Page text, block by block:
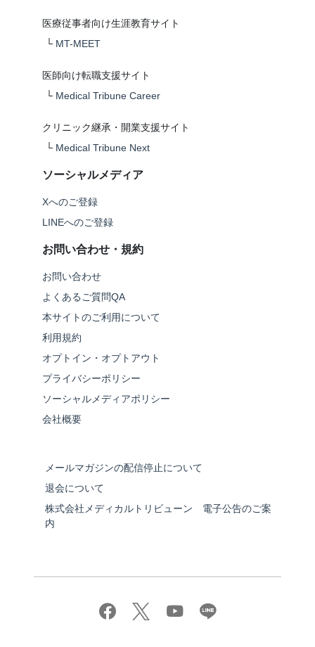
医療従事者向け生涯教育サイト
└ MT-MEET
医師向け転職支援サイト
└ Medical Tribune Career
クリニック継承・開業支援サイト
└ Medical Tribune Next
ソーシャルメディア
Xへのご登録
LINEへのご登録
お問い合わせ・規約
お問い合わせ
よくあるご質問QA
本サイトのご利用について
利用規約
オプトイン・オプトアウト
プライバシーポリシー
ソーシャルメディアポリシー
会社概要
メールマガジンの配信停止について
退会について
株式会社メディカルトリビューン 電子公告のご案
内